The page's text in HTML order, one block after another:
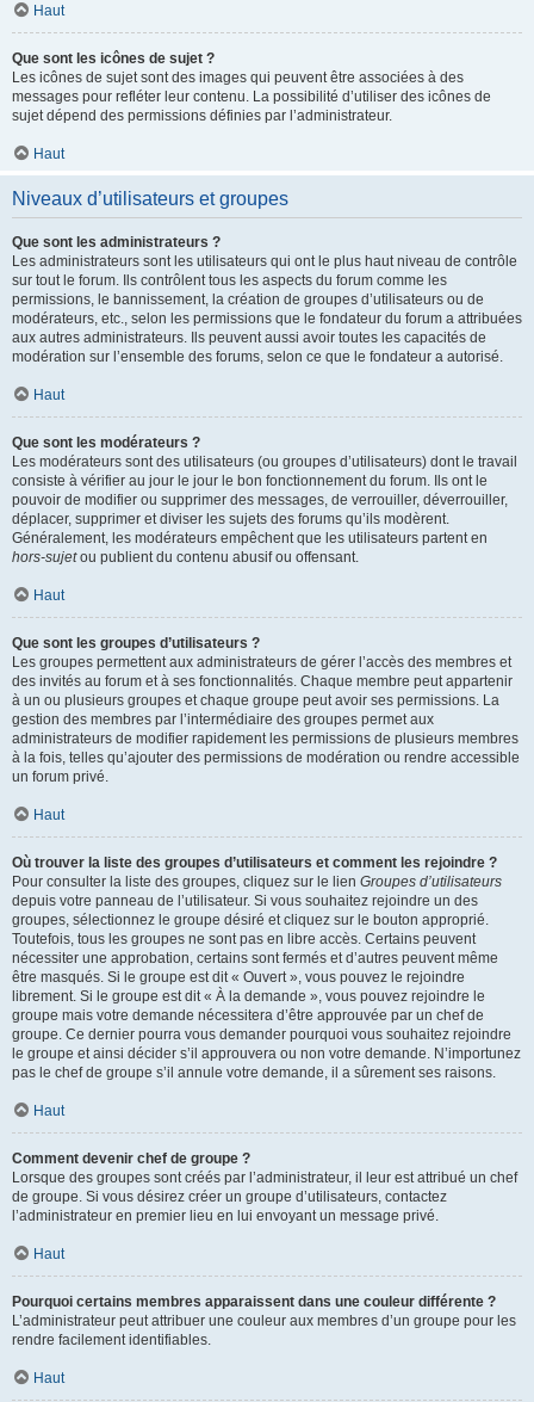
Haut
Que sont les icônes de sujet ?
Les icônes de sujet sont des images qui peuvent être associées à des
messages pour refléter leur contenu. La possibilité d’utiliser des icônes de
sujet dépend des permissions définies par l’administrateur.
Haut
Niveaux d’utilisateurs et groupes
Que sont les administrateurs ?
Les administrateurs sont les utilisateurs qui ont le plus haut niveau de contrôle
sur tout le forum. Ils contrôlent tous les aspects du forum comme les
permissions, le bannissement, la création de groupes d’utilisateurs ou de
modérateurs, etc., selon les permissions que le fondateur du forum a attribuées
aux autres administrateurs. Ils peuvent aussi avoir toutes les capacités de
modération sur l’ensemble des forums, selon ce que le fondateur a autorisé.
Haut
Que sont les modérateurs ?
Les modérateurs sont des utilisateurs (ou groupes d’utilisateurs) dont le travail
consiste à vérifier au jour le jour le bon fonctionnement du forum. Ils ont le
pouvoir de modifier ou supprimer des messages, de verrouiller, déverrouiller,
déplacer, supprimer et diviser les sujets des forums qu’ils modèrent.
Généralement, les modérateurs empêchent que les utilisateurs partent en
hors-sujetou publient du contenu abusif ou offensant.
Haut
Que sont les groupes d’utilisateurs ?
Les groupes permettent aux administrateurs de gérer l’accès des membres et
des invités au forum et à ses fonctionnalités. Chaque membre peut appartenir
à un ou plusieurs groupes et chaque groupe peut avoir ses permissions. La
gestion des membres par l’intermédiaire des groupes permet aux
administrateurs de modifier rapidement les permissions de plusieurs membres
à la fois, telles qu’ajouter des permissions de modération ou rendre accessible
un forum privé.
Haut
Où trouver la liste des groupes d’utilisateurs et comment les rejoindre ?
Pour consulter la liste des groupes, cliquez sur le lien Groupes d’utilisateurs
depuis votre panneau de l’utilisateur. Si vous souhaitez rejoindre un des
groupes, sélectionnez le groupe désiré et cliquez sur le bouton approprié.
Toutefois, tous les groupes ne sont pas en libre accès. Certains peuvent
nécessiter une approbation, certains sont fermés et d’autres peuvent même
être masqués. Si le groupe est dit « Ouvert », vous pouvez le rejoindre
librement. Si le groupe est dit « À la demande », vous pouvez rejoindre le
groupe mais votre demande nécessitera d’être approuvée par un chef de
groupe. Ce dernier pourra vous demander pourquoi vous souhaitez rejoindre
le groupe et ainsi décider s’il approuvera ou non votre demande. N’importunez
pas le chef de groupe s’il annule votre demande, il a sûrement ses raisons.
Haut
Comment devenir chef de groupe ?
Lorsque des groupes sont créés par l’administrateur, il leur est attribué un chef
de groupe. Si vous désirez créer un groupe d’utilisateurs, contactez
l’administrateur en premier lieu en lui envoyant un message privé.
Haut
Pourquoi certains membres apparaissent dans une couleur différente ?
L’administrateur peut attribuer une couleur aux membres d’un groupe pour les
rendre facilement identifiables.
Haut